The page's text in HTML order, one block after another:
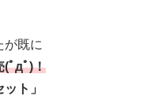
が既に
(ﾟдﾟ)！
ト」